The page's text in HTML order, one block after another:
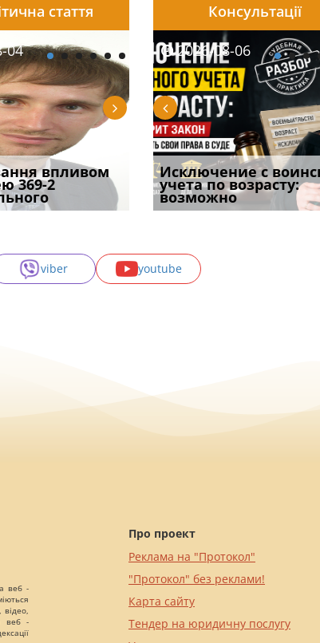
для
шкоди
2026-08-06
Документи, на яких не
проставляється
апостиль: пер
стаття
04
впливом
369-2
2026-08-04
Переоформлення
відстрочки за іншою
підставою: нов
Консультації
08-05
захисту у
я
2026-08-06
Исключение с
учета по возрасту:
возможно
2026-07-30
Восьмий ААС
підтвердив, що
може скас
viber youtube
веб -
веб -
Про проект
Реклама на "Протокол"
"Протокол" без реклами!
Карта сайту
Тендер на юридичну послугу